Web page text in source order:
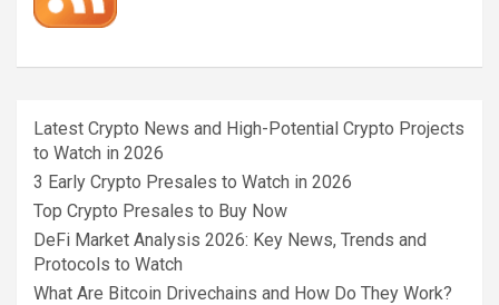
Latest Crypto News and High-Potential Crypto Projects
to Watch in 2026
3 Early Crypto Presales to Watch in 2026
Top Crypto Presales to Buy Now
DeFi Market Analysis 2026: Key News, Trends and
Protocols to Watch
What Are Bitcoin Drivechains and How Do They Work?